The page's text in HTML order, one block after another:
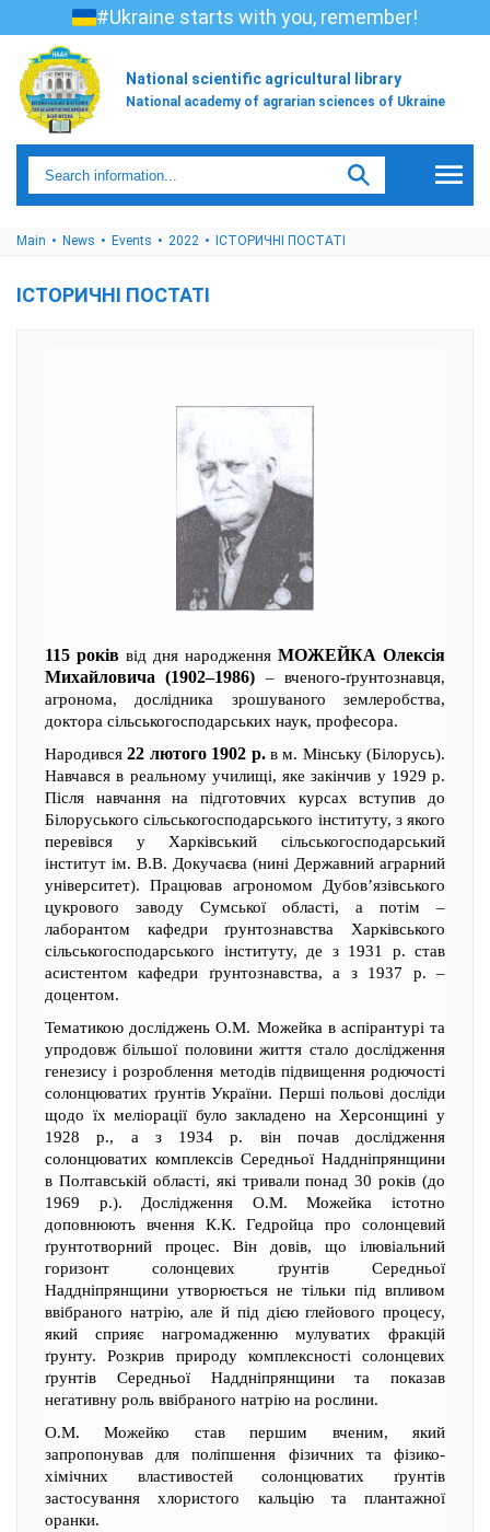
#Ukraine starts with you, remember!
National scientific agricultural library
National academy of agrarian sciences of Ukraine
Main News Events 2022 ІСТОРИЧНІ ПОСТАТІ
ІСТОРИЧНІ ПОСТАТІ
115 років від дня народження МОЖЕЙКА Олексія
Михайловича (1902–1986) – вченого-ґрунтознавця,
агронома, дослідника зрошуваного землеробства,
доктора сільськогосподарських наук, професора.
Народився22 лютого 1902 р.в м. Мінську (Білорусь).
Навчався в реальному училищі, яке закінчив у 1929 р.
Після навчання на підготовчих курсах вступив до
Білоруського сільськогосподарського інституту, з якого
перевівся у Харківський сільськогосподарський
інститут ім. В.В. Докучаєва (нині Державний аграрний
університет). Працював агрономом Дубов’язівського
цукрового заводу Сумської області, а потім –
лаборантом кафедри ґрунтознавства Харківського
сільськогосподарського інституту, де з 1931 р. став
асистентом кафедри ґрунтознавства, а з 1937 р. –
доцентом.
Тематикою досліджень О.М. Можейка в аспірантурі та
упродовж більшої половини життя стало дослідження
генезису і розроблення методів підвищення родючості
солонцюватих ґрунтів України. Перші польові досліди
щодо їх меліорації було закладено на Херсонщині у
1928 р., а з 1934 р. він почав дослідження
солонцюватих комплексів Середньої Наддніпрянщини
в Полтавській області, які тривали понад 30 років (до
1969 р.). Дослідження О.М. Можейка істотно
доповнюють вчення К.К. Гедройца про солонцевий
ґрунтотворний процес. Він довів, що ілювіальний
горизонт солонцевих ґрунтів Середньої
Наддніпрянщини утворюється не тільки під впливом
ввібраного натрію, але й під дією глейового процесу,
який сприяє нагромадженню мулуватих фракцій
ґрунту. Розкрив природу комплексності солонцевих
ґрунтів Середньої Наддніпрянщини та показав
негативну роль ввібраного натрію на рослини.
О.М. Можейко став першим вченим, який
запропонував для поліпшення фізичних та фізико-
хімічних властивостей солонцюватих ґрунтів
застосування хлористого кальцію та плантажної
оранки.